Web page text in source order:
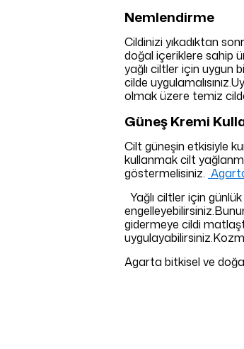
Nemlendirme
Cildinizi yıkadıktan
doğal içeriklere sahip
yağlı ciltler için uygun
cilde
olmak üzere temiz
Güneş Kremi
Cilt güneşin etkisiyle
kullanmak cilt
göstermelisiniz.
Yağlı ciltler için
gidermeye cildi
Agarta bitkisel ve